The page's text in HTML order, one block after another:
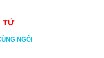
TỬ
NGÔI